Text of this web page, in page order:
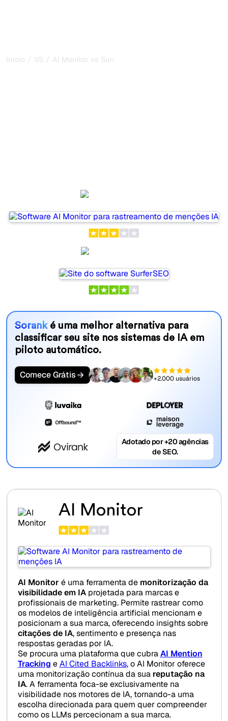
Início / VS / AI Monitor vs SurferSEO
Sorank é uma melhor alternativa para
classificar seu site nos sistemas de IA em
piloto automático.
Comece Grátis +2.000 usuários
Adotado por +20 agências
de SEO.
AI Monitor
AI Monitor é uma ferramenta de monitorização da
visibilidade em IAprojetada para marcas e
profissionais de marketing. Permite rastrear como
os modelos de inteligência artificial mencionam e
posicionam a sua marca, oferecendo insights sobre
citações de IA, sentimento e presença nas
respostas geradas por IA.
Se procura uma plataforma que cubraAI Mention
Tracking eAI Cited Backlinks, o AI Monitor oferece
uma monitorização contínua da sua reputação na
IA. A ferramenta foca-se exclusivamente na
visibilidade nos motores de IA, tornando-a uma
escolha direcionada para quem quer compreender
como os LLMs percecionam a sua marca.